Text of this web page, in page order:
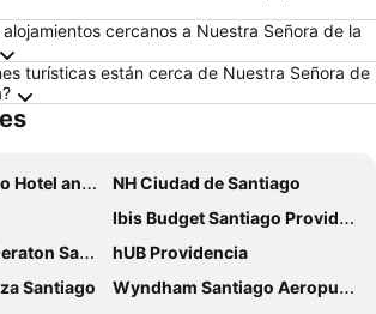
cercanos a Nuestra Señora de la
turísticas están cerca de Nuestra Señora de
Center
NH Ciudad de Santiago
Ibis Budget Santiago Providencia
Santiago
hUB Providencia
Santiago
Wyndham Santiago Aeropuerto